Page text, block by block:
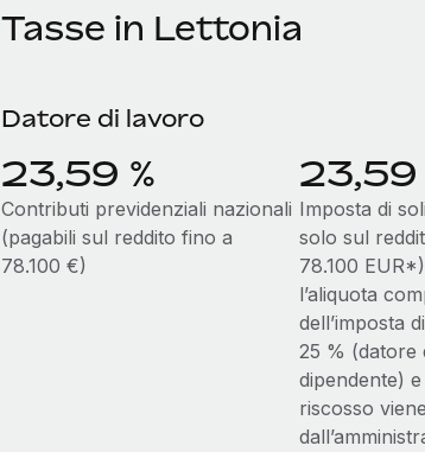
Tasse in Lettonia
Datore di lavoro
23,59 %
Contributi previdenziali nazionali
(pagabili sul reddito fino a
78.100 €)
23,59
Imposta di
solo sul
78.100
l’aliquota
dell’imposta
25 % (datore
dipendente)
riscosso